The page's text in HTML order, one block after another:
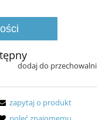
dodaj do przechowalni
zapytaj o produkt